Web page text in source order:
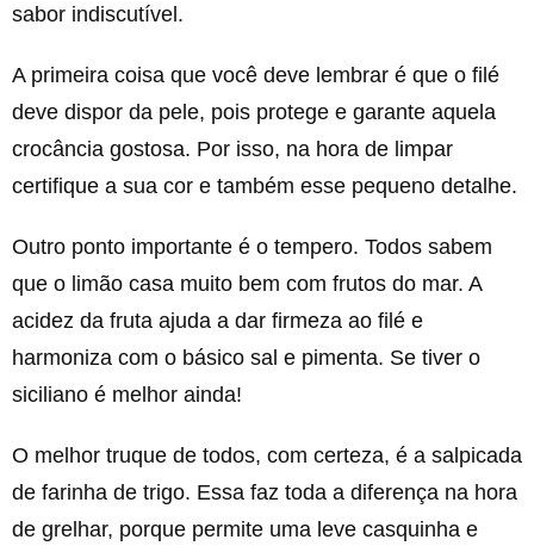
sabor indiscutível.
A primeira coisa que você deve lembrar é que o filé
deve dispor da pele, pois protege e garante aquela
crocância gostosa. Por isso, na hora de limpar
certifique a sua cor e também esse pequeno detalhe.
Outro ponto importante é o tempero. Todos sabem
que o limão casa muito bem com frutos do mar. A
acidez da fruta ajuda a dar firmeza ao filé e
harmoniza com o básico sal e pimenta. Se tiver o
siciliano é melhor ainda!
O melhor truque de todos, com certeza, é a salpicada
de farinha de trigo. Essa faz toda a diferença na hora
de grelhar, porque permite uma leve casquinha e